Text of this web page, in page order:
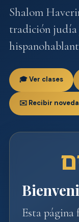
Shalom
tradición judía
🎓 Ver clases
✉️ Recibir
Esta